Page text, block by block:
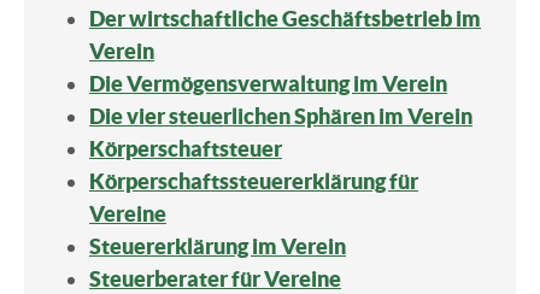
Der wirtschaftliche Geschäftsbetrieb im
Verein
Die Vermögensverwaltung im Verein
Die vier steuerlichen Sphären im Verein
Körperschaftsteuer
Körperschaftssteuererklärung für
Vereine
Steuererklärung im Verein
Steuerberater für Vereine